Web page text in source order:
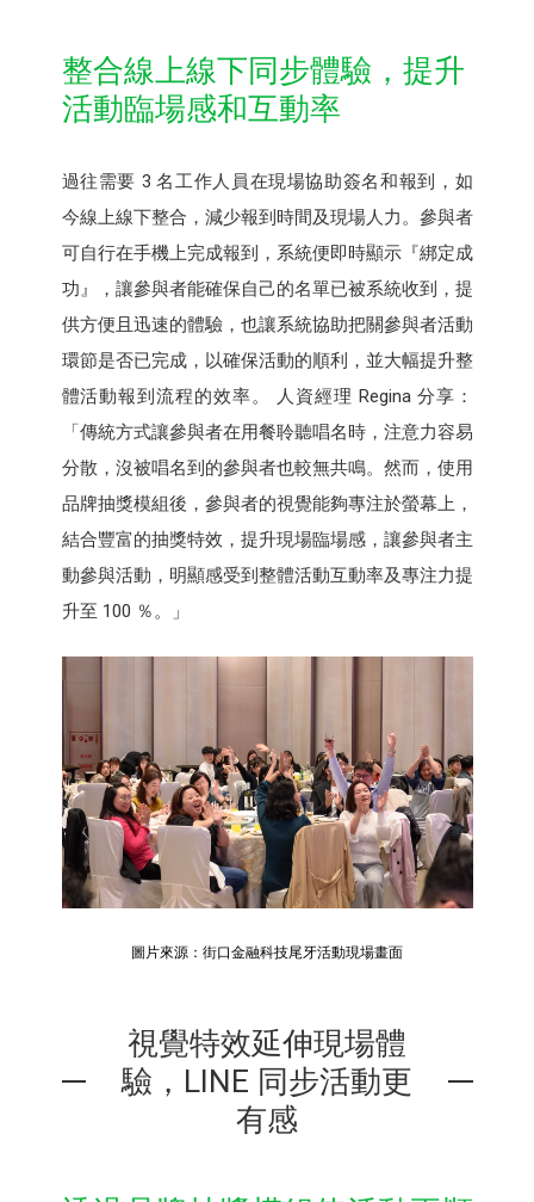
整合線上線下同步體驗，提升
活動臨場感和互動率
過往需要 3 名工作人員在現場協助簽名和報到，如
今線上線下整合，減少報到時間及現場人力。參與者
可自行在手機上完成報到，系統便即時顯示『綁定成
功』，讓參與者能確保自己的名單已被系統收到，提
供方便且迅速的體驗，也讓系統協助把關參與者活動
環節是否已完成，以確保活動的順利，並大幅提升整
體活動報到流程的效率。 人資經理 Regina 分享：
「傳統方式讓參與者在用餐聆聽唱名時，注意力容易
分散，沒被唱名到的參與者也較無共鳴。然而，使用
品牌抽獎模組後，參與者的視覺能夠專注於螢幕上，
結合豐富的抽獎特效，提升現場臨場感，讓參與者主
動參與活動，明顯感受到整體活動互動率及專注力提
升至 100 ％。」
圖片來源：街口金融科技尾牙活動現場畫面
視覺特效延伸現場體
驗，LINE 同步活動更
有感